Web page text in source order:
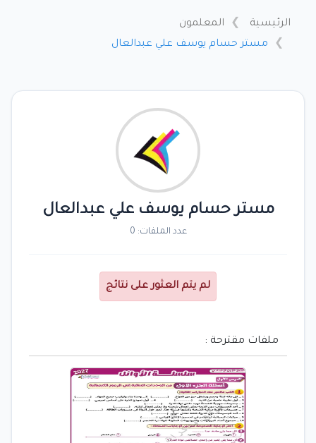
الرئيسية
المعلمون
مستر حسام يوسف علي عبدالعال
مستر حسام يوسف علي عبدالعال
عدد الملفات: 0
لم يتم العثور على نتائج
ملفات مقترحة :